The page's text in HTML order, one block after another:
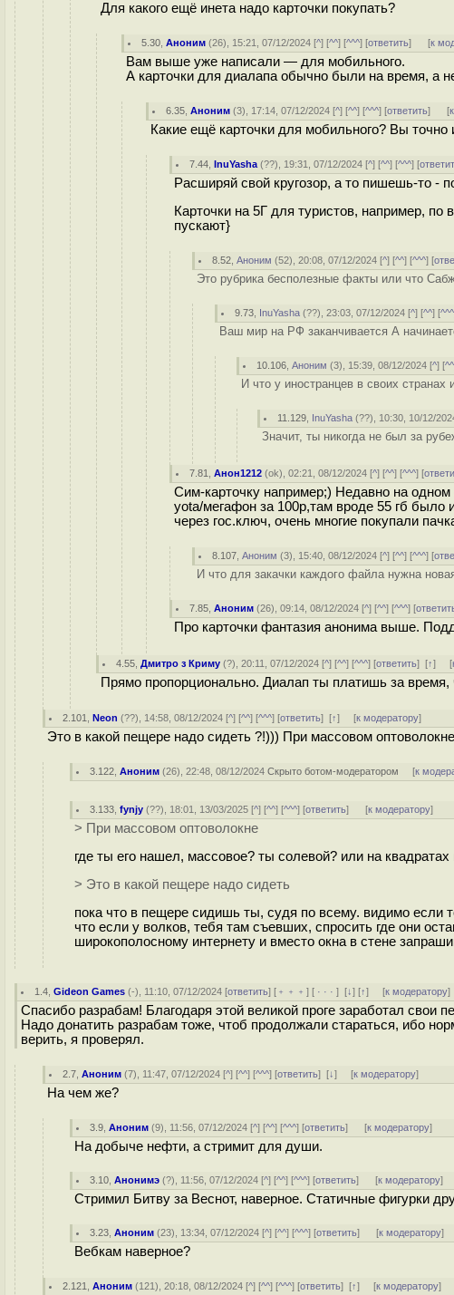
Для какого ещё инета надо карточки покупать?
5.30 ,Аноним (26), 15:21, 07/12/2024 [^] [^^] [^^^] [ответить] [к
Вам выше уже написали — для мобильного.
А карточки для диалапа обычно были на время, а
6.35 ,Аноним (3), 17:14, 07/12/2024 [^] [^^] [^^^] [ответить] [
Какие ещё карточки для мобильного? Вы точно
7.44 ,InuYasha (??), 19:31, 07/12/2024 [^] [^^] [^^^] [
Расширяй свой кругозор, а то пишешь-то -
Карточки на 5Г для туристов, например,
пускают}
8.52 ,Аноним (52), 20:08, 07/12/2024 [^] [^^] [^^^] [
Это рубрика бесполезные факты или что
9.73 InuYasha (??), 23:03, 07/12/2024 [^] [^^] [^^^
Ваш мир на РФ заканчивается А
10.106 ,Аноним (3), 15:39, 08/12/2024 [^] [^^
И что у иностранцев в своих
11.129 InuYasha (??), 10:30, 10/12/
Значит, ты никогда не был за
7.81 ,Анон1212 (ok), 02:21, 08/12/2024 [^] [^^] [^^^] [
Сим-карточку например;) Недавно на
yota/мегафон за 100р,там вроде 55 гб было
через гос.ключ, очень многие покупали
8.107 ,Аноним (3), 15:40, 08/12/2024 [^] [^^] [^^^] [
И что для закачки каждого файла нужна
7.85 ,Аноним (26), 09:14, 08/12/2024 [^] [^^] [^^^] [
Про карточки фантазия анонима выше.
4.55 ,Дмитро з Криму (?), 20:11, 07/12/2024 [^] [^^] [^^^] [ответить][↑] [
Прямо пропорционально. Диалап ты платишь за
2.101 ,Neon (??), 14:58, 08/12/2024 [^] [^^] [^^^] [ответить][↑] [к модератору]
Это в какой пещере надо сидеть ?!))) При массовом
3.122 ,Аноним (26), 22:48, 08/12/2024Скрыто ботом-модератором [к
3.133 ,fynjy (??), 18:01, 13/03/2025 [^] [^^] [^^^] [ответить] [к модератору]
> При массовом оптоволокне
где ты его нашел, массовое? ты солевой? или на квадратах
> Это в какой пещере надо сидеть
пока что в пещере сидишь ты, судя по всему. видимо если
что если у волков, тебя там съевших, спросить где они
широкополосному интернету и вместо окна в стене
1.4 ,Gideon Games (-), 11:10, 07/12/2024 [ответить] [ ﹢﹢﹢] [ · · ·][↓] [↑] [к модератору]
Спасибо разрабам! Благодаря этой великой проге заработал
Надо донатить разрабам тоже, чтоб продолжали стараться, ибо
верить, я проверял.
2.7 ,Аноним (7), 11:47, 07/12/2024 [^] [^^] [^^^] [ответить][↓] [к модератору]
На чем же?
3.9 ,Аноним (9), 11:56, 07/12/2024 [^] [^^] [^^^] [ответить] [к модератору]
На добыче нефти, а стримит для души.
3.10 ,Анонимэ (?), 11:56, 07/12/2024 [^] [^^] [^^^] [ответить] [к модератору]
Стримил Битву за Веснот, наверное. Статичные фигурки
3.23 ,Аноним (23), 13:34, 07/12/2024 [^] [^^] [^^^] [ответить] [к модератору]
Вебкам наверное?
2.121 ,Аноним (121), 20:18, 08/12/2024 [^] [^^] [^^^] [ответить][↑] [к модератору]